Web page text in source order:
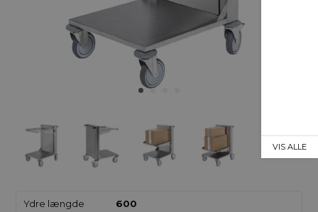
Ydre længde 600
VIS ALLE